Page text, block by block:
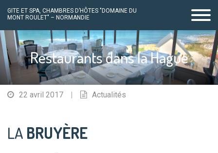
Passer
au
contenu
GITE ET SPA, CHAMBRES D’HÔTES "DOMAINE DU
MONT ROULET" – NORMANDIE
Restaurants dans la Hague
22 avril 2017 | Actualités
LA BRUYÈRE